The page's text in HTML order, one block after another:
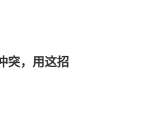
突，用这招